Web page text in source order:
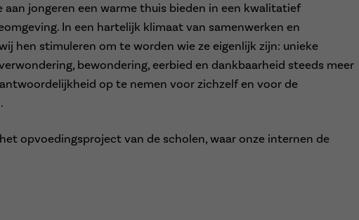
jongeren een warme thuis bieden in een kwalitatief
In een hartelijk klimaat van samenwerken en
hen stimuleren om te worden wie ze eigenlijk zijn: unieke
bewondering, eerbied en dankbaarheid steeds meer
op te nemen voor zichzelf en voor de
opvoedingsproject van de scholen, waar onze internen de